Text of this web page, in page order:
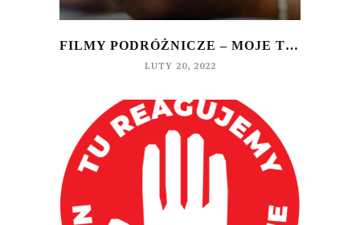
FILMY PODRÓŻNICZE – MOJE TOP 3
LUTY 20, 2022